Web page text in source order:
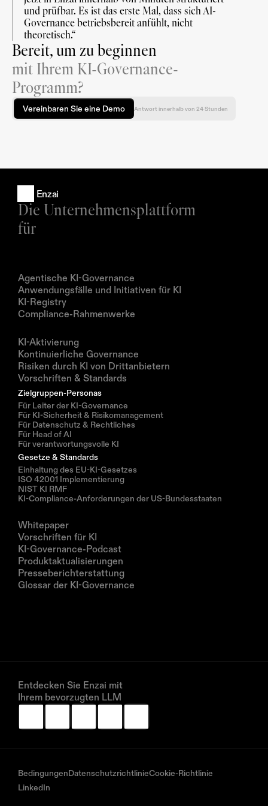
und prüfbar. Es ist das erste Mal, dass sich AI-
Governance betriebsbereit anfühlt, nicht
theoretisch.“
Bereit, um zu beginnen
mit Ihrem KI-Governance-
Programm?
Vereinbaren Sie eine Demo Antwort innerhalb von 24 Stunden
Enzai
Die Unternehmensplattform
für
Agentische KI-Governance
Anwendungsfälle und Initiativen für KI
KI-Registry
Compliance-Rahmenwerke
KI-Aktivierung
Kontinuierliche Governance
Risiken durch KI von Drittanbietern
Vorschriften & Standards
Zielgruppen-Personas
Für Leiter der KI-Governance
Für KI-Sicherheit & Risikomanagement
Für Datenschutz & Rechtliches
Für Head of AI
Für verantwortungsvolle KI
Gesetze & Standards
Einhaltung des EU-KI-Gesetzes
ISO 42001 Implementierung
NIST KI RMF
KI-Compliance-Anforderungen der US-Bundesstaaten
Whitepaper
Vorschriften für KI
KI-Governance-Podcast
Produktaktualisierungen
Presseberichterstattung
Glossar der KI-Governance
Entdecken Sie Enzai mit
Ihrem bevorzugten LLM
BedingungenDatenschutzrichtlinieCookie-Richtlinie
LinkedIn